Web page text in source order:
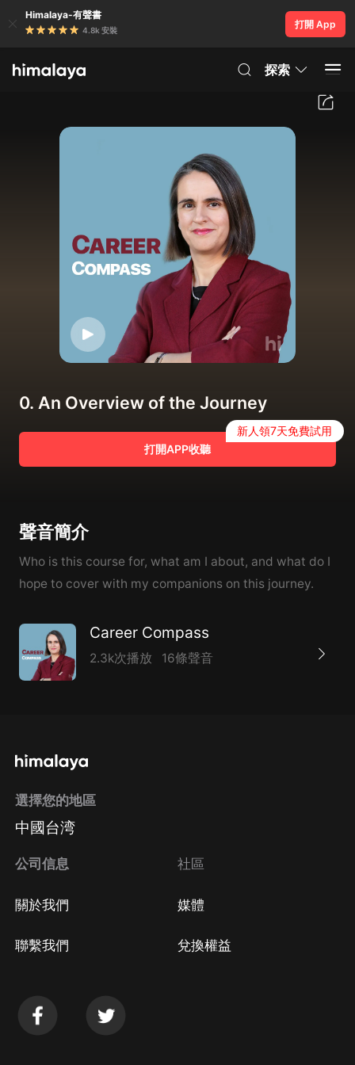
Himalaya-有聲書
4.8k 安裝
打開 App
探索
0. An Overview of the Journey
打開APP收聽
新人領7天免費試用
聲音簡介
Who is this course for, what am I about, and what do I
hope to cover with my companions on this journey.
Career Compass
2.3k次播放 16條聲音
選擇您的地區
中國台湾
公司信息
關於我們
聯繫我們
社區
媒體
兌換權益